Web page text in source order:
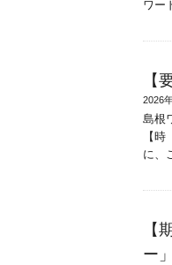
ワー
【
2026
島根
【
に、
【
ー